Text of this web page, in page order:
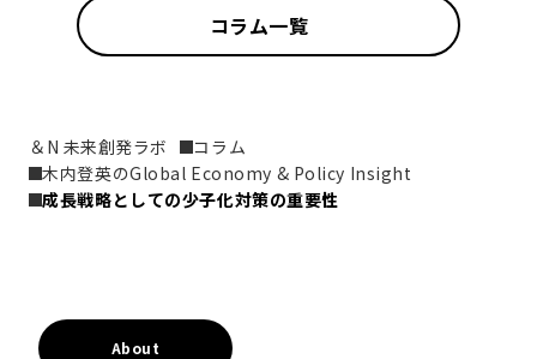
コラム一覧
＆N 未来創発ラボ
コラム
木内登英のGlobal Economy & Policy Insight
成長戦略としての少子化対策の重要性
About